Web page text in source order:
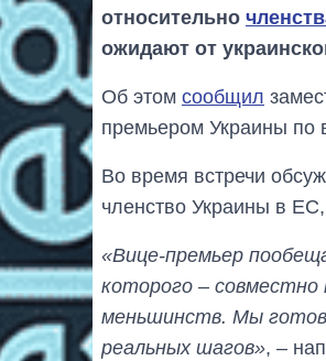
относительно
ожидают от
Об этом сообщил
премьером Украины по
Во время встречи
членство Украины в ЕС,
«Вице-премьер
которого –
меньшинств. Мы
реальных шагов», –